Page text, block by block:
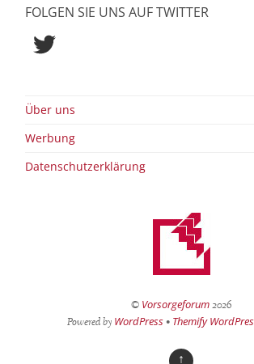
FOLGEN SIE UNS AUF TWITTER
Über uns
Werbung
Datenschutzerklärung
© Vorsorgeforum2026
Powered by WordPress • Themify
↑